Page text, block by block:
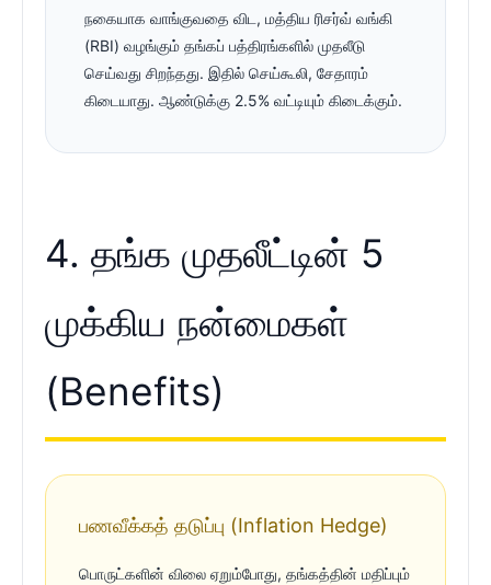
நகையாக வாங்குவதை விட, மத்திய ரிசர்வ் வங்கி
(RBI) வழங்கும் தங்கப் பத்திரங்களில் முதலீடு
செய்வது சிறந்தது. இதில் செய்கூலி, சேதாரம்
கிடையாது. ஆண்டுக்கு 2.5% வட்டியும் கிடைக்கும்.
4. தங்க முதலீட்டின் 5
முக்கிய நன்மைகள்
(Benefits)
பணவீக்கத் தடுப்பு (Inflation Hedge)
பொருட்களின் விலை ஏறும்போது, தங்கத்தின் மதிப்பும்